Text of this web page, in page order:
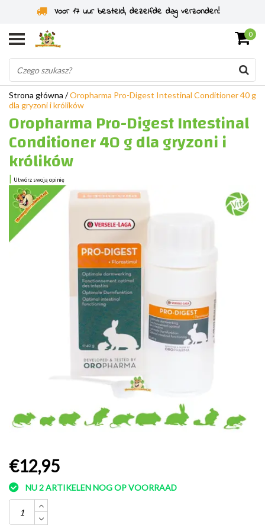
Specjaliści od gryzoni od 2011 roku
0
Strona główna /Oropharma Pro-Digest Intestinal Conditioner 40 g
dla gryzoni i królików
Oropharma Pro-Digest Intestinal
Conditioner 40 g dla gryzoni i
królików
| Utwórz swoją opinię
€12,95
NU 2 ARTIKELEN NOG OP VOORRAAD